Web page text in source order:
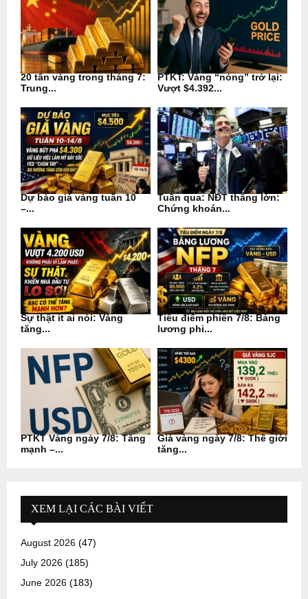
20 tấn vàng trong tháng 7:
Trung...
PTKT: Vàng “nóng” trở lại:
Vượt $4.392...
Dự báo giá vàng tuần 10
–...
Tuần qua: NĐT thắng lớn:
Chứng khoán...
Sự thật ít ai nói: Vàng
tăng...
Tiêu điểm phiên 7/8: Bảng
lương phi...
PTKT Vàng ngày 7/8: Tăng
mạnh –...
Giá vàng ngày 7/8: Thế giới
tăng...
XEM LẠI CÁC BÀI VIẾT
August 2026 (47)
July 2026 (185)
June 2026 (183)